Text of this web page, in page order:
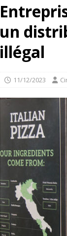
un
illégal
11/12/2023